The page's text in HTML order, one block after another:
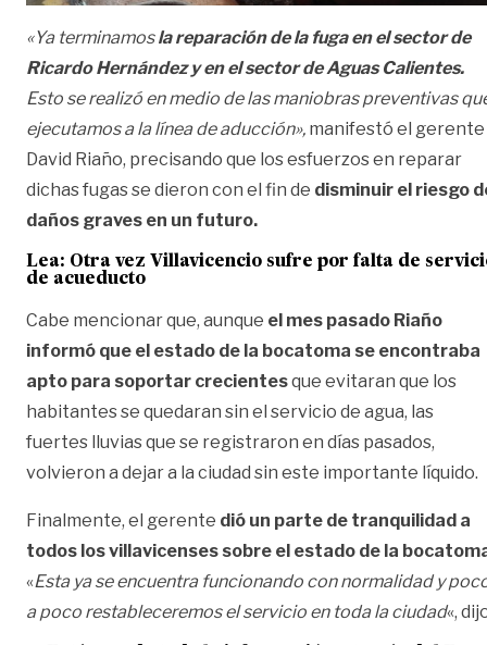
«Ya terminamosla reparación de la fuga en el sector de
Ricardo Hernández y en el sector de Aguas Calientes.
Esto se realizó en medio de las maniobras preventivas
ejecutamos a la línea de aducción», manifestó el gerente
David Riaño, precisando que los esfuerzos en reparar
dichas fugas se dieron con el fin de disminuir el riesgo
daños graves en un futuro.
Lea: Otra vez Villavicencio sufre por falta de
de acueducto
Cabe mencionar que, aunque el mes pasado Riaño
informó que el estado de la bocatoma se encontraba
apto para soportar crecientesque evitaran que los
habitantes se quedaran sin el servicio de agua, las
fuertes lluvias que se registraron en días pasados,
volvieron a dejar a la ciudad sin este importante líquido.
Finalmente, el gerente dió un parte de tranquilidad a
todos los villavicenses sobre el estado de la
«Esta ya se encuentra funcionando con normalidad y
a poco restableceremos el servicio en toda la ciudad«,